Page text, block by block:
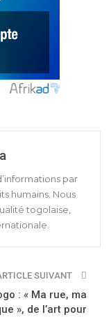
par
humains. Nous
togolaise,
SUIVANT
: « Ma rue, ma
», de l’art pour